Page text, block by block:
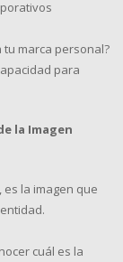
tu marca personal?
para
la Imagen
es la imagen que
cuál es la